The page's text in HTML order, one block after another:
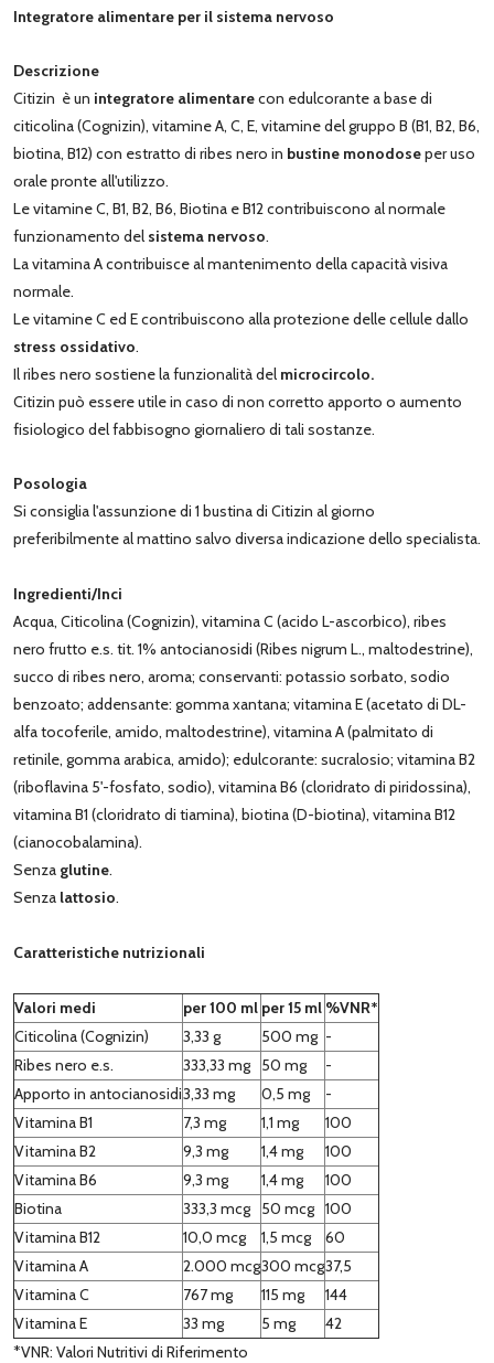
Integratore alimentare per il sistema nervoso
Descrizione
Citizin è un integratore alimentarecon edulcorante a base di
citicolina (Cognizin), vitamine A, C, E, vitamine del gruppo B (B1, B2, B6,
biotina, B12) con estratto di ribes nero in bustine monodoseper uso
orale pronte all'utilizzo.
Le vitamine C, B1, B2, B6, Biotina e B12 contribuiscono al normale
funzionamento del sistema nervoso.
La vitamina A contribuisce al mantenimento della capacità visiva
normale.
Le vitamine C ed E contribuiscono alla protezione delle cellule dallo
stress ossidativo.
Il ribes nero sostiene la funzionalità del microcircolo.
Citizin può essere utile in caso di non corretto apporto o aumento
fisiologico del fabbisogno giornaliero di tali sostanze.
Posologia
Si consiglia l'assunzione di 1 bustina di Citizin al giorno
preferibilmente al mattino salvo diversa indicazione dello specialista.
Ingredienti/Inci
Acqua, Citicolina (Cognizin), vitamina C (acido L-ascorbico), ribes
nero frutto e.s. tit. 1% antocianosidi (Ribes nigrum L., maltodestrine),
succo di ribes nero, aroma; conservanti: potassio sorbato, sodio
benzoato; addensante: gomma xantana; vitamina E (acetato di DL-
alfa tocoferile, amido, maltodestrine), vitamina A (palmitato di
retinile, gomma arabica, amido); edulcorante: sucralosio; vitamina B2
(riboflavina 5'-fosfato, sodio), vitamina B6 (cloridrato di piridossina),
vitamina B1 (cloridrato di tiamina), biotina (D-biotina), vitamina B12
(cianocobalamina).
Senza glutine.
Senza lattosio.
Caratteristiche nutrizionali
Valori medi per 100 ml per 15 ml %VNR*
Citicolina (Cognizin)
3,33 g 500 mg -
Ribes nero e.s.
333,33 mg 50 mg
-
Apporto in antocianosidi3,33 mg 0,5 mg
-
Vitamina B1
7,3 mg 1,1 mg
100
Vitamina B2
9,3 mg 1,4 mg
100
Vitamina B6
9,3 mg 1,4 mg
100
Biotina
333,3 mcg 50 mcg 100
Vitamina B12
10,0 mcg 1,5 mcg
60
Vitamina A
2.000 mcg300 mcg37,5
Vitamina C
767 mg 115 mg
144
Vitamina E
33 mg 5 mg
42
*VNR: Valori Nutritivi di Riferimento